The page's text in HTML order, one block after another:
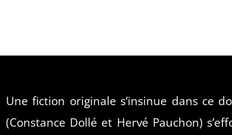
Une fiction originale s’insinue dans ce
(Constance Dollé et Hervé Pauchon)